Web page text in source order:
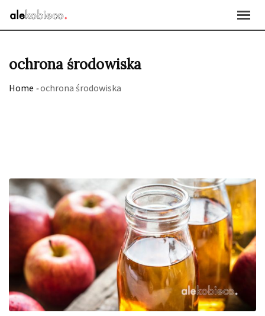
ochrona środowiska
Home -ochrona środowiska